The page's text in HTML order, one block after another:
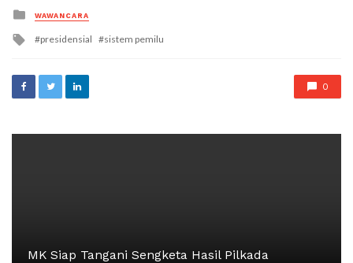
Posted
in
WAWANCARA
Tagged
presidensial sistem pemilu
0
MK Siap Tangani Sengketa Hasil Pilkada